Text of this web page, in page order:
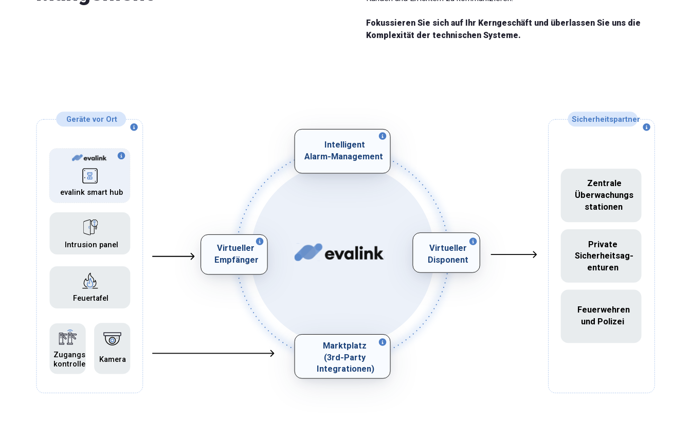
Fokussieren Sie sich auf Ihr Kerngeschäft und überlassen Sie uns die
Komplexität der technischen Systeme.
Virtueller
Empfänger
Marktplatz
(3rd-Party
Integrationen)
Intelligent
Alarm-Management
Zentrale
Überwachungs
stationen
Feuerwehren
und Polizei
Private
Sicherheitsag-
enturen
Virtueller
Disponent
Geräte vor Ort Sicherheitspartner
Intrusion panel
evalink smart hub
Zugangs
kontrolle
Kamera
Feuertafel